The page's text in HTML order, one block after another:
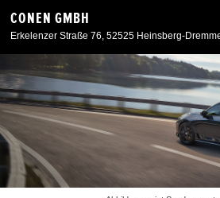
CONEN GMBH
Erkelenzer Straße 76, 52525 Heinsberg-
Neuwagen
Gebrauchtwagen
Angebote